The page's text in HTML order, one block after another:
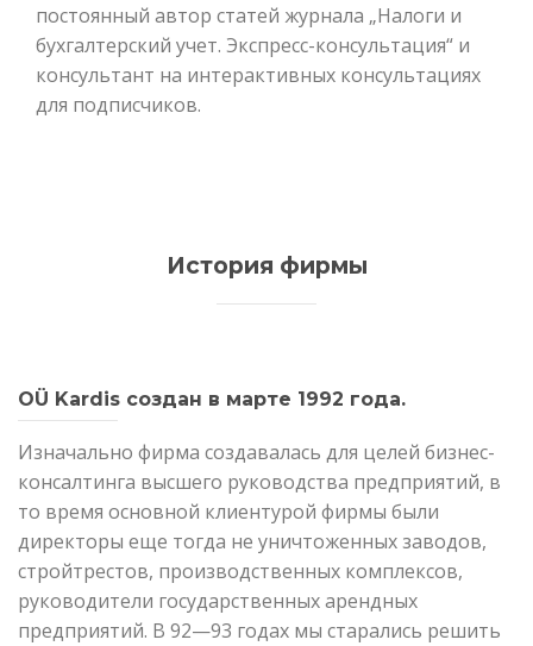
постоянный автор статей журнала „Налоги и
бухгалтерский учет. Экспресс-консультация“ и
консультант на интерактивных консультациях
для подписчиков.
История фирмы
OÜ Kardis создан в марте 1992 года.
Изначально фирма создавалась для целей бизнес-
консалтинга высшего руководства предприятий, в
то время основной клиентурой фирмы были
директоры еще тогда не уничтоженных заводов,
стройтрестов, производственных комплексов,
руководители государственных арендных
предприятий. В 92—93 годах мы старались решить